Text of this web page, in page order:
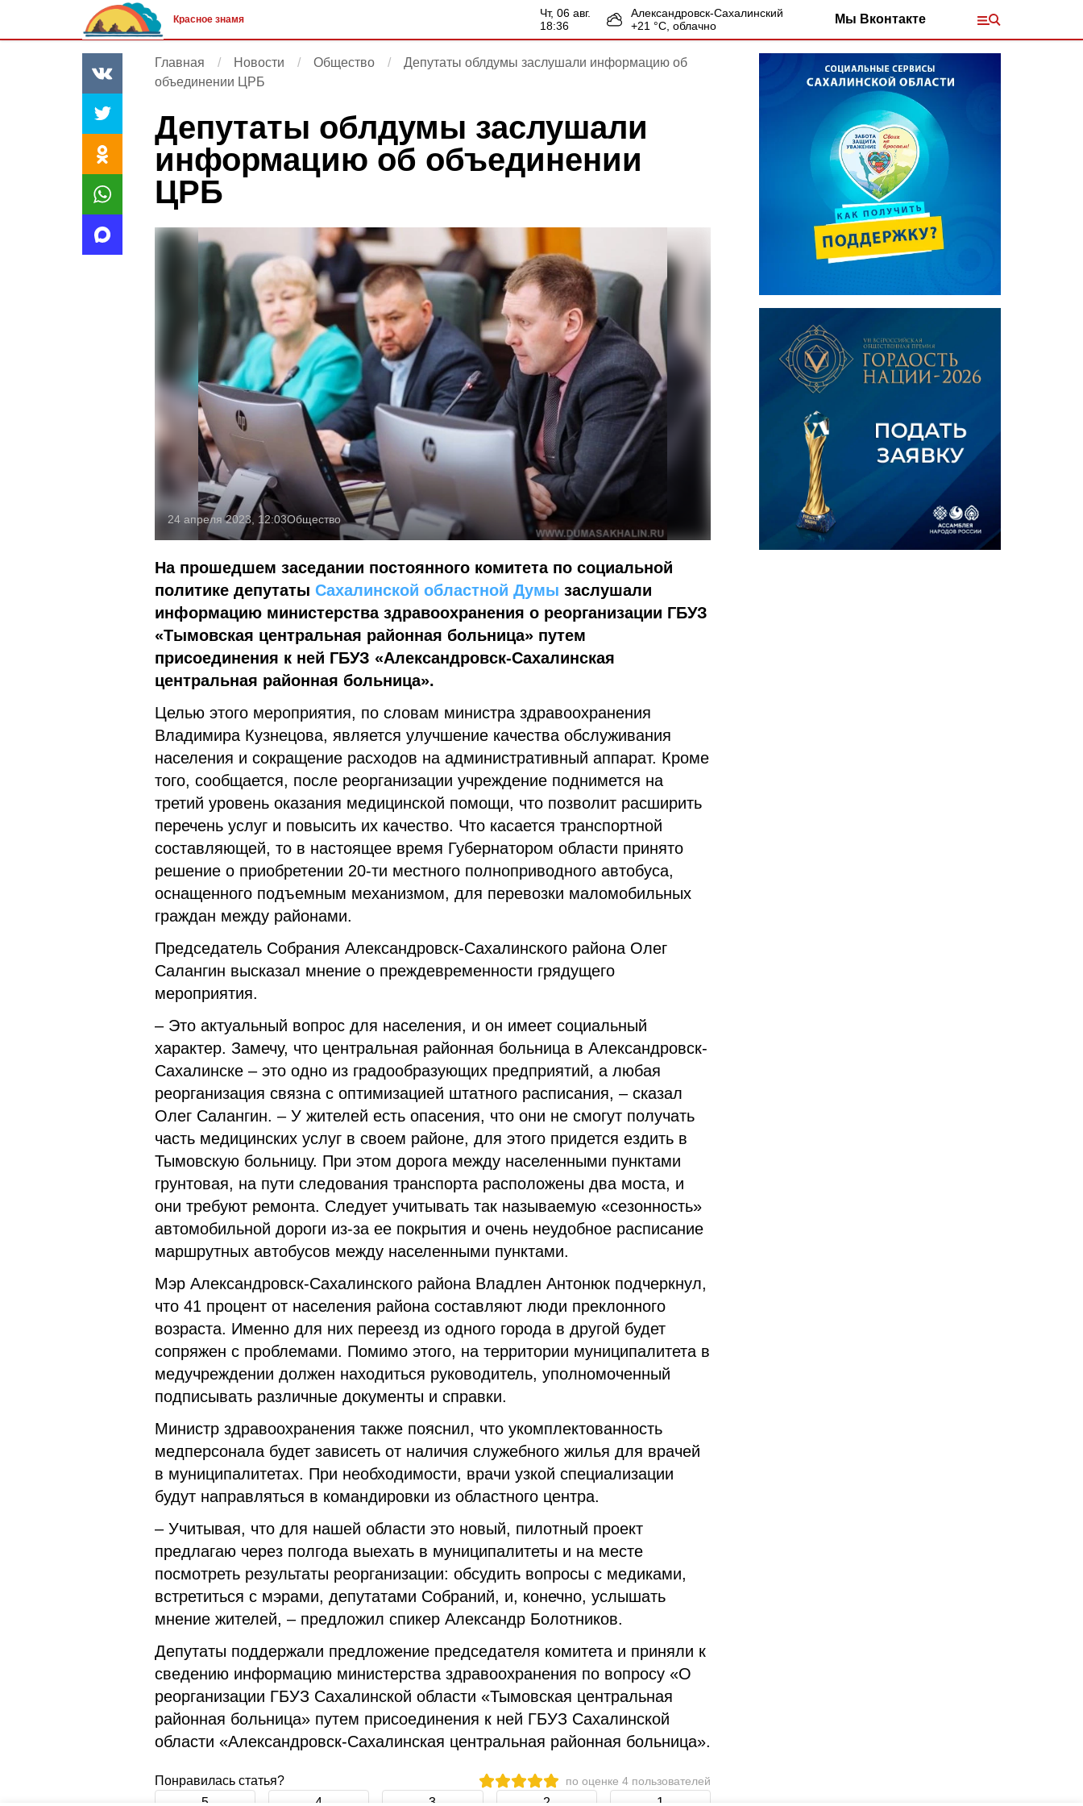
Красное знамя
чт, 06 авг.
18:36
Александровск-Сахалинский
+21 °С, облачно Мы Вконтакте
Главная Новости Общество
Депутаты облдумы заслушали информацию об
объединении ЦРБ
Депутаты облдумы заслушали
информацию об объединении
ЦРБ
24 апреля 2023, 12:03Общество
На прошедшем заседании постоянного комитета по социальной
политике депутаты Сахалинской областной Думы заслушали
информацию министерства здравоохранения о реорганизации ГБУЗ
«Тымовская центральная районная больница» путем
присоединения к ней ГБУЗ «Александровск-Сахалинская
центральная районная больница».
Целью этого мероприятия, по словам министра здравоохранения
Владимира Кузнецова, является улучшение качества обслуживания
населения и сокращение расходов на административный аппарат. Кроме
того, сообщается, после реорганизации учреждение поднимется на
третий уровень оказания медицинской помощи, что позволит расширить
перечень услуг и повысить их качество. Что касается транспортной
составляющей, то в настоящее время Губернатором области принято
решение о приобретении 20-ти местного полноприводного автобуса,
оснащенного подъемным механизмом, для перевозки маломобильных
граждан между районами.
Председатель Собрания Александровск-Сахалинского района Олег
Салангин высказал мнение о преждевременности грядущего
мероприятия.
– Это актуальный вопрос для населения, и он имеет социальный
характер. Замечу, что центральная районная больница в Александровск-
Сахалинске – это одно из градообразующих предприятий, а любая
реорганизация связна с оптимизацией штатного расписания, – сказал
Олег Салангин. – У жителей есть опасения, что они не смогут получать
часть медицинских услуг в своем районе, для этого придется ездить в
Тымовскую больницу. При этом дорога между населенными пунктами
грунтовая, на пути следования транспорта расположены два моста, и
они требуют ремонта. Следует учитывать так называемую «сезонность»
автомобильной дороги из-за ее покрытия и очень неудобное расписание
маршрутных автобусов между населенными пунктами.
Мэр Александровск-Сахалинского района Владлен Антонюк подчеркнул,
что 41 процент от населения района составляют люди преклонного
возраста. Именно для них переезд из одного города в другой будет
сопряжен с проблемами. Помимо этого, на территории муниципалитета в
медучреждении должен находиться руководитель, уполномоченный
подписывать различные документы и справки.
Министр здравоохранения также пояснил, что укомплектованность
медперсонала будет зависеть от наличия служебного жилья для врачей
в муниципалитетах. При необходимости, врачи узкой специализации
будут направляться в командировки из областного центра.
– Учитывая, что для нашей области это новый, пилотный проект
предлагаю через полгода выехать в муниципалитеты и на месте
посмотреть результаты реорганизации: обсудить вопросы с медиками,
встретиться с мэрами, депутатами Собраний, и, конечно, услышать
мнение жителей, – предложил спикер Александр Болотников.
Депутаты поддержали предложение председателя комитета и приняли к
сведению информацию министерства здравоохранения по вопросу «О
реорганизации ГБУЗ Сахалинской области «Тымовская центральная
районная больница» путем присоединения к ней ГБУЗ Сахалинской
области «Александровск-Сахалинская центральная районная больница».
Понравилась статья? по оценке 4 пользователей
5 4 3 2 1